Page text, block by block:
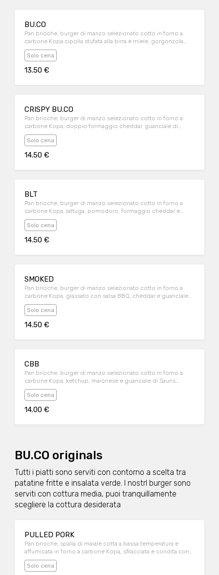
BU.CO
Pan brioche, burger di manzo selezionato cotto in forno a
carbone Kopa,cipolla stufata alla birra e miele, gorgonzola
DOP; servito con contorno di patatine fritte
Solo cena
13.50 €
CRISPY BU.CO
Pan brioche, burger di manzo selezionato cotto in forno a
carbone Kopa, doppio formaggio cheddar, guanciale di
Sauris croccante, salsa Bu.Co (maionese, ketchup, senape e
spezie); servito con contorno di patatine fritte
Solo cena
14.50 €
BLT
Pan brioche, burger di manzo selezionato cotto in forno a
carbone Kopa, lattuga, pomodoro, formaggio cheddar e
guanciale di Sauris croccante; servito con contorno di
patatine fritte
Solo cena
14.50 €
SMOKED
Pan brioche, burger di manzo selezionato cotto in forno a
carbone Kopa, glassato con salsa BBQ, cheddar e guanciale
di Sauris croccante; servito con contorno di patatine fritte
Solo cena
14.50 €
CBB
Pan brioche, burger di manzo selezionato cotto in forno a
carbone Kopa, ketchup, maionese e guanciale di Sauris
croccante; servito con contorno di patatine fritte
Solo cena
14.00 €
BU.CO originals
Tutti i piatti sono serviti con contorno a scelta tra
patatine fritte e insalata verde. I nostrI burger sono
serviti con cottura media, puoi tranquillamente
scegliere la cottura desiderata
PULLED PORK
Pan brioche, spalla di maiale cotta a bassa temperatura e
affumicata in forno a carbone Kopa, sfilacciata e condita con
salsa BBQ; servito con contorno di patatine fritte
Solo cena